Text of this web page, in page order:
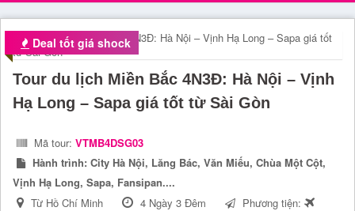
Deal tốt giá shock
Tour du lịch Miền Bắc 4N3Đ: Hà Nội – Vịnh
Hạ Long – Sapa giá tốt từ Sài Gòn
Mã tour: VTMB4DSG03
Hành trình: City Hà Nội, Lăng Bác, Văn Miếu, Chùa Một Cột,
Vịnh Hạ Long, Sapa, Fansipan....
Từ Hồ Chí Minh
4 Ngày 3 Đêm Phương tiện: